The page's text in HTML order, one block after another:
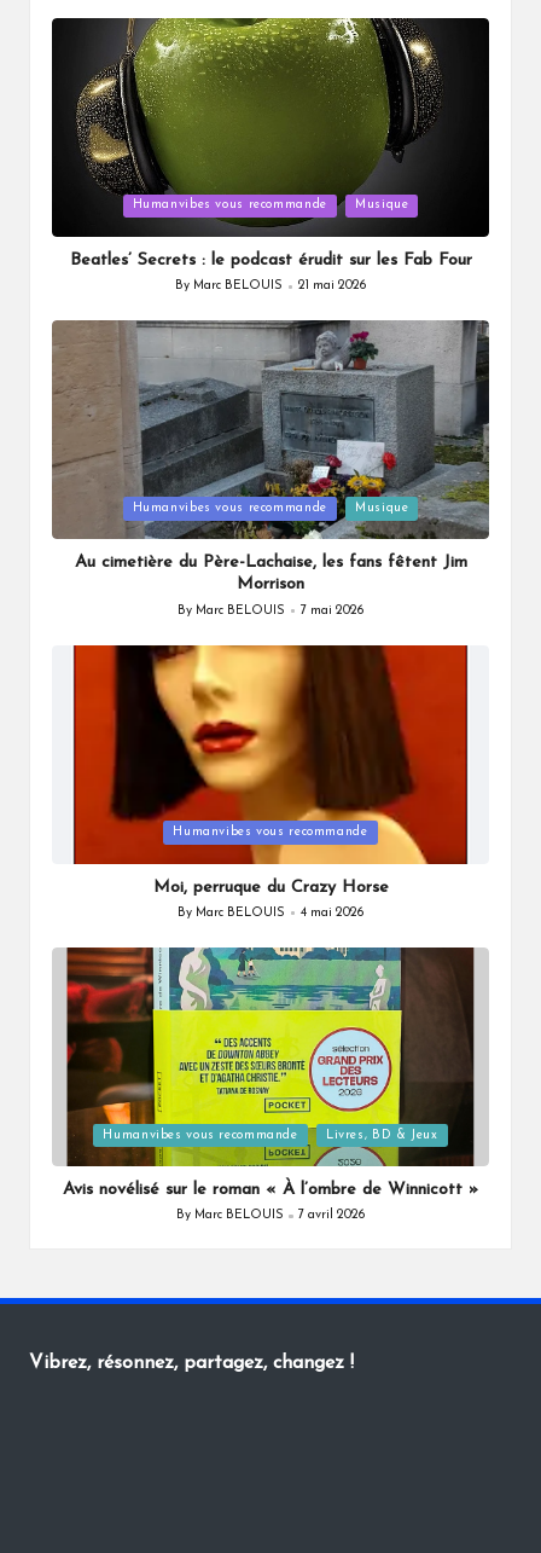
Humanvibes vous recommande Musique
Beatles’ Secrets : le podcast érudit sur les Fab Four
Posted
By Marc BELOUIS 21 mai 2026
Humanvibes vous recommande Musique
Au cimetière du Père-Lachaise, les fans fêtent Jim
Morrison
Posted
By Marc BELOUIS 7 mai 2026
Humanvibes vous recommande
Moi, perruque du Crazy Horse
Posted
By Marc BELOUIS 4 mai 2026
Posted
in
Humanvibes vous recommande Livres, BD & Jeux
Avis novélisé sur le roman « À l’ombre de Winnicott »
Posted
By Marc BELOUIS 7 avril 2026
Vibrez, résonnez, partagez, changez !